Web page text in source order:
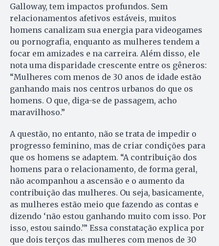
Galloway, tem impactos profundos. Sem
relacionamentos afetivos estáveis, muitos
homens canalizam sua energia para videogames
ou pornografia, enquanto as mulheres tendem a
focar em amizades e na carreira. Além disso, ele
nota uma disparidade crescente entre os gêneros:
“Mulheres com menos de 30 anos de idade estão
ganhando mais nos centros urbanos do que os
homens. O que, diga-se de passagem, acho
maravilhoso.”
A questão, no entanto, não se trata de impedir o
progresso feminino, mas de criar condições para
que os homens se adaptem. “A contribuição dos
homens para o relacionamento, de forma geral,
não acompanhou a ascensão e o aumento da
contribuição das mulheres. Ou seja, basicamente,
as mulheres estão meio que fazendo as contas e
dizendo ‘não estou ganhando muito com isso. Por
isso, estou saindo.’” Essa constatação explica por
que dois terços das mulheres com menos de 30